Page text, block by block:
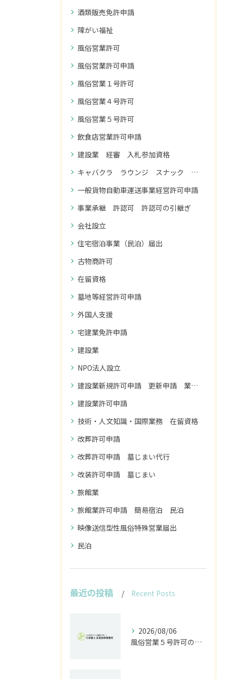
酒類販売免許申請
障がい福祉
風俗営業許可
風俗営業許可申請
風俗営業１号許可
風俗営業４号許可
風俗営業５号許可
飲食店営業許可申請
建設業 経審 入札参加資格
キャバクラ ラウンジ スナック コンカフェ 風俗営業１号許可
一般貨物自動車運送事業経営許可申請
事業承継 許認可 許認可の引継ぎ
会社設立
住宅宿泊事業（民泊）届出
古物商許可
在留資格
墓地等経営許可申請
外国人支援
宅建業免許申請
建設業
NPO法人設立
建設業新規許可申請 更新申請 業種追加申請
建設業許可申請
技術・人文知識・国際業務 在留資格
改葬許可申請
改葬許可申請 墓じまい代行
改装許可申請 墓じまい
旅館業
旅館業許可申請 簡易宿泊 民泊
映像送信型性風俗特殊営業届出
民泊
最近の投稿 Recent Posts
2026/08/06
風俗営業５号許可の申請手続きと現場で失敗しないための全書類＆費用ガイド